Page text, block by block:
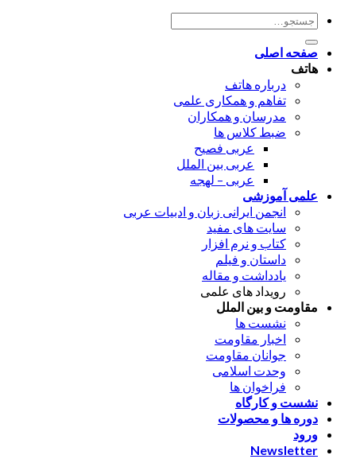
جستجو
صفحه اصلی
هاتف
درباره هاتف
تفاهم و همکاری علمی
مدرسان و همکاران
ضبط کلاس ها
عربی فصیح
عربی بین الملل
عربی – لهجه
علمی آموزشی
انجمن ایرانی زبان و ادبیات عربی
سایت های مفید
کتاب و نرم افزار
داستان و فیلم
یادداشت و مقاله
رویداد های علمی
مقاومت و بین الملل
نشست ها
اخبار مقاومت
جوانان مقاومت
وحدت اسلامی
فراخوان ها
نشست و کارگاه
دوره ها و محصولات
ورود
Newsletter